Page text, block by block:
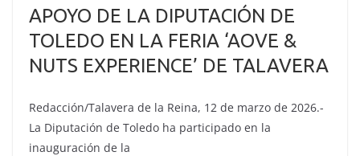
APOYO DE LA DIPUTACIÓN DE
TOLEDO EN LA FERIA ‘AOVE &
NUTS EXPERIENCE’ DE TALAVERA
Redacción/Talavera de la Reina, 12 de marzo de 2026.-
La Diputación de Toledo ha participado en la
inauguración de la